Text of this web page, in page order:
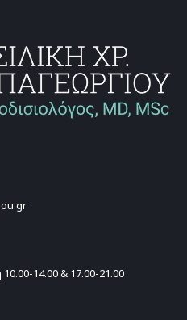
14.00 & 17.00-21.00